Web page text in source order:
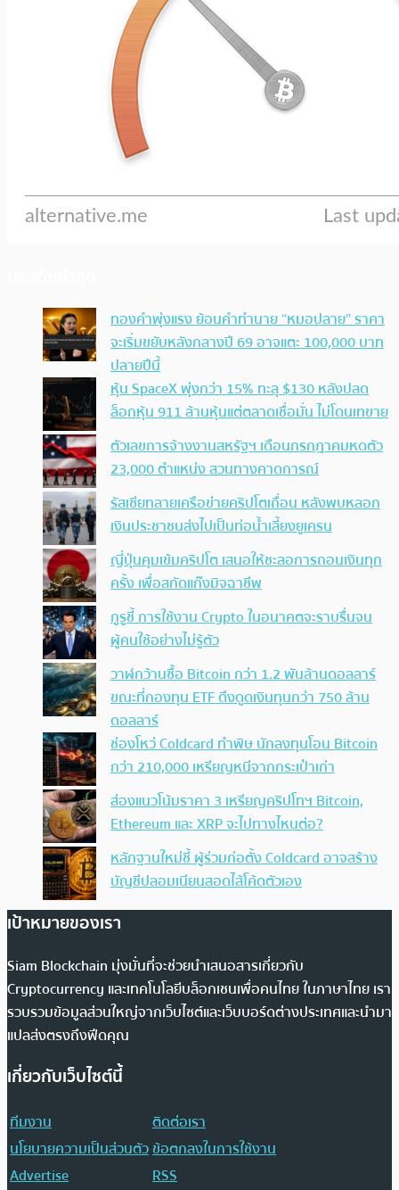
ทองคำพุ่งแรง ย้อนคำทำนาย “หมอปลาย” ราคา
จะเริ่มขยับหลังกลางปี 69 อาจแตะ 100,000 บาท
ปลายปีนี้
หุ้น SpaceX พุ่งกว่า 15% ทะลุ $130 หลังปลด
ล็อกหุ้น 911 ล้านหุ้นแต่ตลาดเชื่อมั่น ไม่โดนเทขาย
ตัวเลขการจ้างงานสหรัฐฯ เดือนกรกฎาคมหดตัว
23,000 ตำแหน่ง สวนทางคาดการณ์
รัสเซียทลายเครือข่ายคริปโตเถื่อน หลังพบหลอก
เงินประชาชนส่งไปเป็นท่อน้ำเลี้ยงยูเครน
ญี่ปุ่นคุมเข้มคริปโต เสนอให้ชะลอการถอนเงินทุก
ครั้ง เพื่อสกัดแก๊งมิจฉาชีพ
กูรูชี้ การใช้งาน Crypto ในอนาคตจะราบรื่นจน
ผู้คนใช้อย่างไม่รู้ตัว
วาฬกว้านซื้อ Bitcoin กว่า 1.2 พันล้านดอลลาร์
ขณะที่กองทุน ETF ดึงดูดเงินทุนกว่า 750 ล้าน
ดอลลาร์
ช่องโหว่ Coldcard ทำพิษ นักลงทุนโอน Bitcoin
กว่า 210,000 เหรียญหนีจากกระเป๋าเก่า
ส่องแนวโน้มราคา 3 เหรียญคริปโทฯ Bitcoin,
Ethereum และ XRP จะไปทางไหนต่อ?
หลักฐานใหม่ชี้ ผู้ร่วมก่อตั้ง Coldcard อาจสร้าง
บัญชีปลอมเนียนสอดไส้โค้ดตัวเอง
เป้าหมายของเรา
Siam Blockchain มุ่งมั่นที่จะช่วยนำเสนอสารเกี่ยวกับ
Cryptocurrency และเทคโนโลยีบล็อกเชนเพื่อคนไทย ในภาษาไทย เรา
รวบรวมข้อมูลส่วนใหญ่จากเว็บไซต์และเว็บบอร์ดต่างประเทศและนำมา
แปลส่งตรงถึงฟีดคุณ
เกี่ยวกับเว็บไซต์นี้
ทีมงาน
ติดต่อเรา
นโยบายความเป็นส่วนตัวข้อตกลงในการใช้งาน
Advertise
RSS